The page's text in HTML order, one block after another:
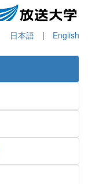
日本語 | English